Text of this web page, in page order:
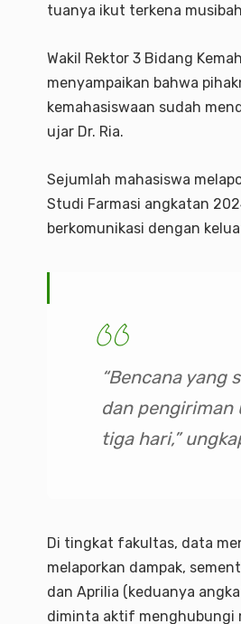
tuanya ikut terkena
Wakil Rektor 3 Bidang
menyampaikan bahwa
kemahasiswaan sudah
ujar Dr. Ria.
Sejumlah mahasiswa
Studi Farmasi angkatan
berkomunikasi dengan
“Bencana yang
dan pengiriman
tiga hari,”
Di tingkat fakultas, data
melaporkan dampak,
dan Aprilia (keduanya
diminta aktif menghubungi